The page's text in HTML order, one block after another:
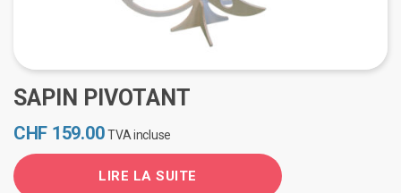
SAPIN PIVOTANT
CHF 159.00 TVA incluse
LIRE LA SUITE